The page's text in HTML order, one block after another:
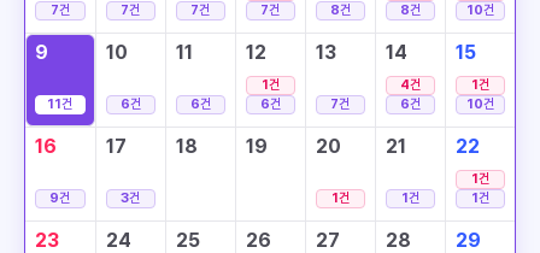
7건 7건 7건
7건 8건
8건
10건
9
11건
10
6건
11
6건
12
1건
6건
13
7건
14
4건
6건
15
1건
10건
16
9건
17
3건
18 19 20
1건
21
1건
22
1건
1건
23 24 25 26 27 28 29